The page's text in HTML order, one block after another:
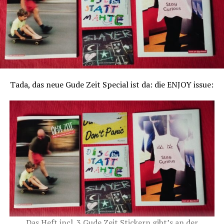
Tada, das neue Gude Zeit Special ist da: die ENJOY issue: